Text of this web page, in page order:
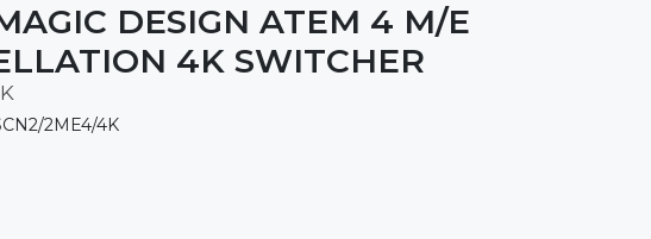
DESIGN ATEM 4 M/E
4K SWITCHER
2ME4/4K